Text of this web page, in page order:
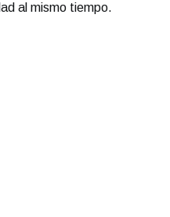
al mismo tiempo.